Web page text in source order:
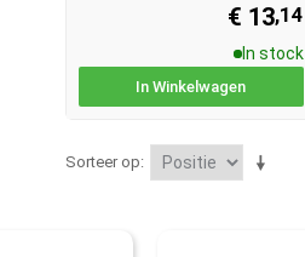
€ 13,14
In stock
In Winkelwagen
Sorteer op